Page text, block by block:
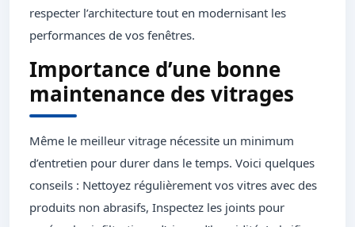
respecter l’architecture tout en modernisant les
performances de vos fenêtres.
Importance d’une bonne
maintenance des vitrages
Même le meilleur vitrage nécessite un minimum
d’entretien pour durer dans le temps. Voici quelques
conseils : Nettoyez régulièrement vos vitres avec des
produits non abrasifs, Inspectez les joints pour